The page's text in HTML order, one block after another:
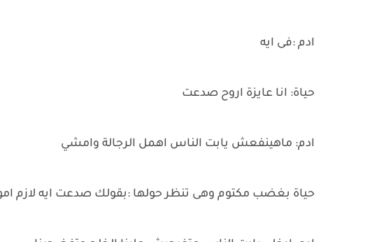
ادم :فى ايه
حياة: انا عايزة اروح صدعت
ادم: ماهينفعش يابت الناس اهمل الرجالة وامشي
حياة بغضب مكتوم وهى تنظر حولها :بقولك صدعت ايه لازم